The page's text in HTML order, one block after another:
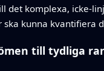
det komplexa, icke-
kunna kvantifiera
till tydliga